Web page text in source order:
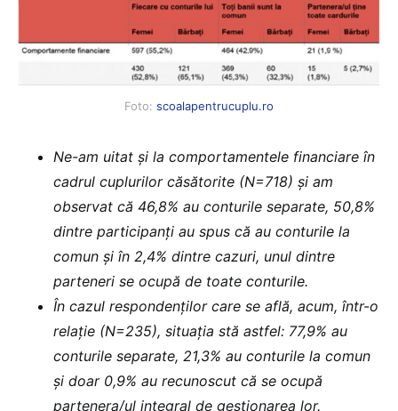
Foto: scoalapentrucuplu.ro
Ne-am uitat și la comportamentele financiare în
cadrul cuplurilor căsătorite (N=718) și am
observat că 46,8% au conturile separate, 50,8%
dintre participanți au spus că au conturile la
comun și în 2,4% dintre cazuri, unul dintre
parteneri se ocupă de toate conturile.
În cazul respondenților care se află, acum, într-o
relație (N=235), situația stă astfel: 77,9% au
conturile separate, 21,3% au conturile la comun
și doar 0,9% au recunoscut că se ocupă
partenera/ul integral de gestionarea lor.